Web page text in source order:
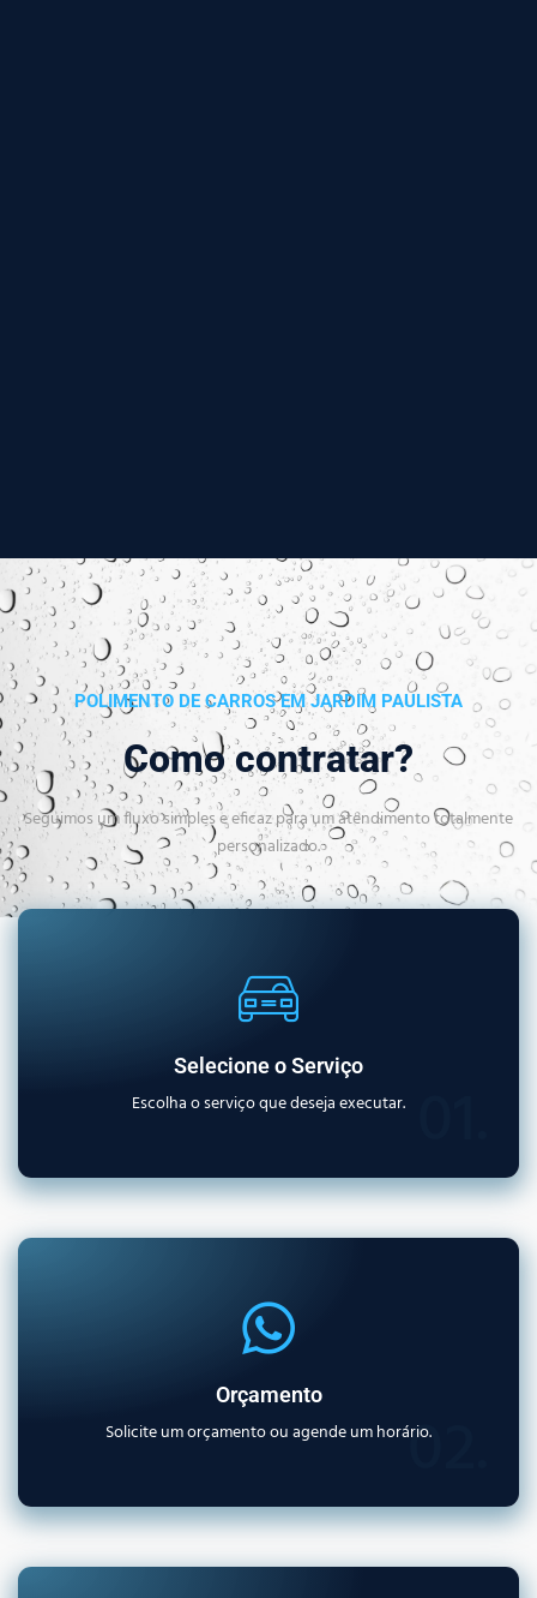
POLIMENTO DE CARROS EM JARDIM PAULISTA
Como contratar?
Seguimos um fluxo simples e eficaz para um atendimento totalmente
personalizado.
Selecione o Serviço
Escolha o serviço que deseja executar.
Orçamento
Solicite um orçamento ou agende um horário.
02.